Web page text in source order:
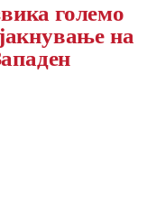
големо
на